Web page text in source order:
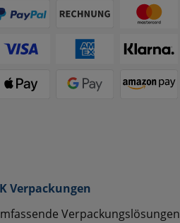
Verpackungen
Verpackungslösungen